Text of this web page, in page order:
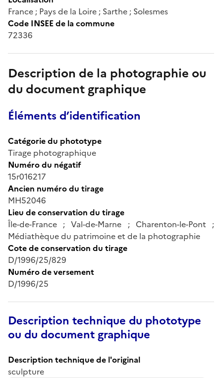
France ; Pays de la Loire ; Sarthe ; Solesmes
Code INSEE de la commune
72336
Description de la photographie ou
du document graphique
Éléments d’identification
Catégorie du phototype
Tirage photographique
Numéro du négatif
15r016217
Ancien numéro du tirage
MH52046
Lieu de conservation du tirage
Île-de-France ; Val-de-Marne ; Charenton-le-Pont ;
Médiathèque du patrimoine et de la photographie
Cote de conservation du tirage
D/1996/25/829
Numéro de versement
D/1996/25
Description technique du phototype
ou du document graphique
Description technique de l'original
sculpture